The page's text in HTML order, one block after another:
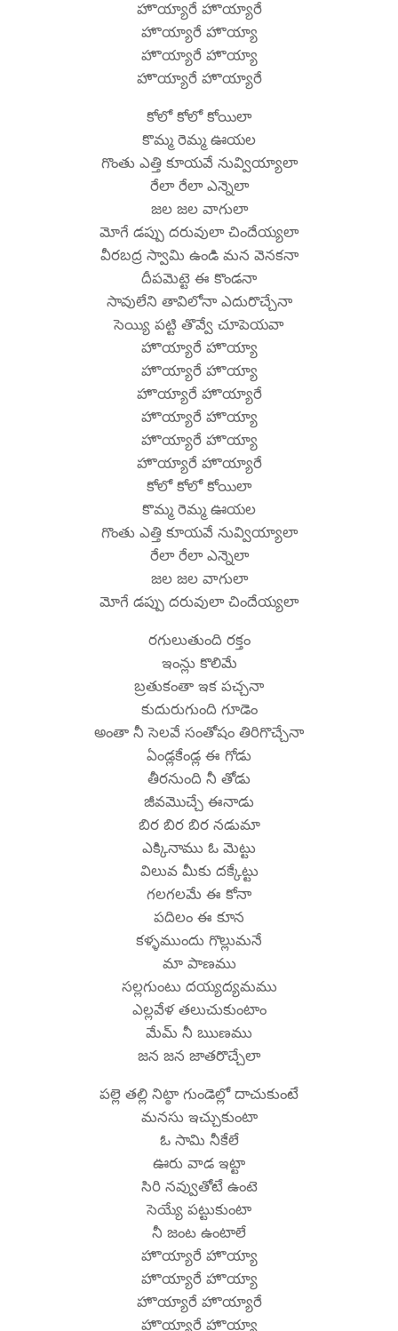
హొయ్యారే హొయ్యారే
హొయ్యారే హొయ్యా
హొయ్యారే హొయ్యా
హొయ్యారే హొయ్యారే
కోలో కోలో కోయిలా
కొమ్మ రెమ్మ ఊయల
గొంతు ఎత్తి కూయవే నువ్వియ్యాలా
రేలా రేలా ఎన్నెలా
జల జల వాగులా
మోగే డప్పు దరువులా చిందేయ్యలా
వీరబద్ర స్వామి ఉండి మన వెనకనా
దీపమెట్టె ఈ కొండనా
సావులేని తావిలోనా ఎదురొచ్చేనా
సెయ్యి పట్టి తొవ్వే చూపెయవా
హొయ్యారే హొయ్యా
హొయ్యారే హొయ్యా
హొయ్యారే హొయ్యారే
హొయ్యారే హొయ్యా
హొయ్యారే హొయ్యా
హొయ్యారే హొయ్యారే
కోలో కోలో కోయిలా
కొమ్మ రెమ్మ ఊయల
గొంతు ఎత్తి కూయవే నువ్వియ్యాలా
రేలా రేలా ఎన్నెలా
జల జల వాగులా
మోగే డప్పు దరువులా చిందేయ్యలా
రగులుతుంది రక్తం
ఇంన్లు కొలిమే
బ్రతుకంతా ఇక పచ్చనా
కుదురుగుంది గూడెం
అంతా నీ సెలవే సంతోషం తిరిగొచ్చేనా
ఏండ్లకేండ్ల ఈ గోడు
తీరనుంది నీ తోడు
జీవమొచ్చే ఈనాడు
బిర బిర బిర నడుమా
ఎక్కినాము ఓ మెట్టు
విలువ మీకు దక్కేట్టు
గలగలమే ఈ కోనా
పదిలం ఈ కూన
కళ్ళముందు గొల్లుమనే
మా పాణము
సల్లగుంటు దయ్యద్యమము
ఎల్లవేళ తలుచుకుంటాం
మేమ్ నీ ఋణము
జన జన జాతరొచ్చేలా
పల్లె తల్లి నిట్ఠా గుండెల్లో దాచుకుంటే
మనసు ఇచ్చుకుంటా
ఓ సామి నీకేలే
ఊరు వాడ ఇట్టా
సిరి నవ్వుతోటే ఉంటె
సెయ్యే పట్టుకుంటా
నీ జంట ఉంటాలే
హొయ్యారే హొయ్యా
హొయ్యారే హొయ్యా
హొయ్యారే హొయ్యారే
హొయ్యారే హొయ్యా